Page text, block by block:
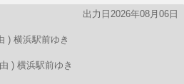
出力日2026年08月06日
) 横浜駅前ゆき
) 横浜駅前ゆき